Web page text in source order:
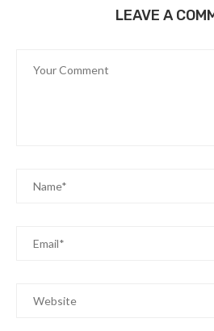
LEAVE A